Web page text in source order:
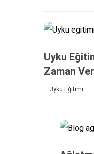
Uyku
Zaman
Uyku Eğitimi